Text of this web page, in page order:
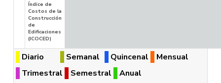
Índice de
Costos de la
Construcción
de
Edificaciones
(ICOCED)
Diario Semanal Quincenal
Mensual
Trimestral
Semestral
Anual